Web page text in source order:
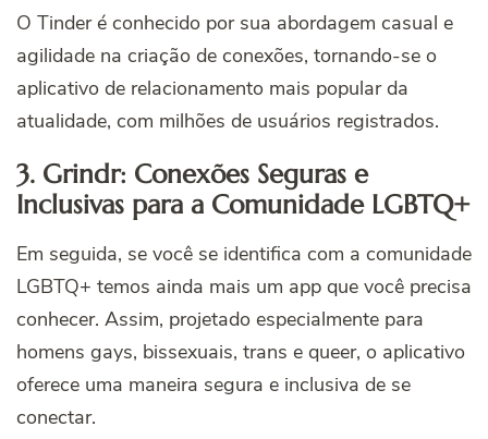
O Tinder é conhecido por sua abordagem casual e
agilidade na criação de conexões, tornando-se o
aplicativo de relacionamento mais popular da
atualidade, com milhões de usuários registrados.
3. Grindr: Conexões Seguras e
Inclusivas para a Comunidade LGBTQ+
Em seguida, se você se identifica com a comunidade
LGBTQ+ temos ainda mais um app que você precisa
conhecer. Assim, projetado especialmente para
homens gays, bissexuais, trans e queer, o aplicativo
oferece uma maneira segura e inclusiva de se
conectar.